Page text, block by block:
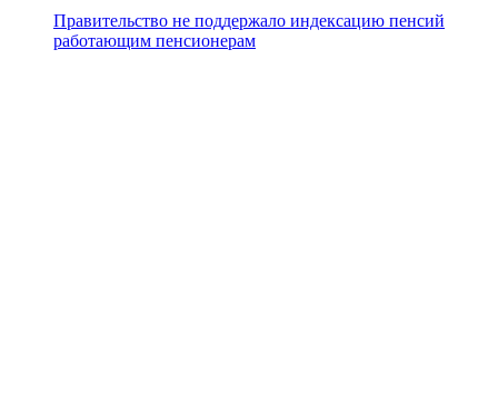
Правительство не поддержало индексацию пенсий
работающим пенсионерам